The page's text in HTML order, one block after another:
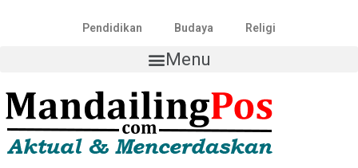
Pendidikan Budaya Religi
Menu